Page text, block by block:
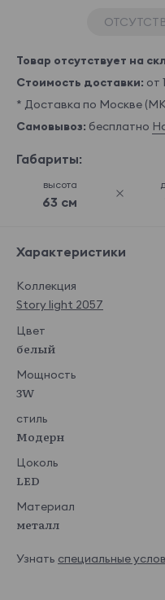
Товар отсутствует на
Стоимость доставки: от
* Доставка по Москве
Самовывоз: бесплатно
Габариты:
высота
63 см
Характеристики
Коллекция
Story light 2057
Цвет
белый
Мощность
3W
стиль
Модерн
Цоколь
LED
Материал
металл
Узнать специальные